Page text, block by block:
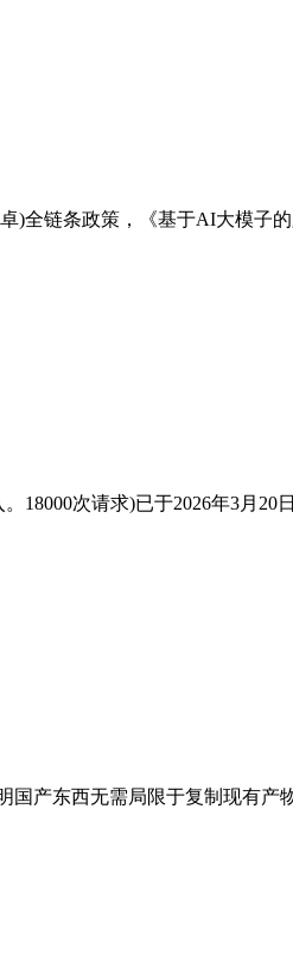
全链条政策，《基于AI大模子
18000次请求)已于2026年3月
产东西无需局限于复制现有产